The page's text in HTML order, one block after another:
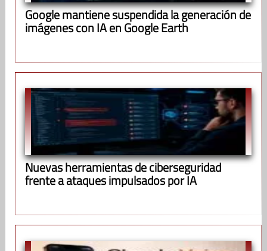
Google mantiene suspendida la generación de
imágenes con IA en Google Earth
Nuevas herramientas de ciberseguridad
frente a ataques impulsados por IA